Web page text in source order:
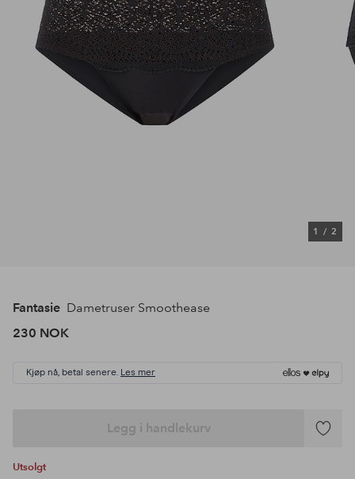
1 / 2
Fantasie Dametruser Smoothease
230 NOK
Kjøp nå, betal senere. Les mer
Legg i handlekurv
Legg
Utsolgt